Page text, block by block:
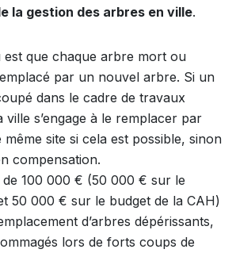
la gestion des arbres en ville.
est que chaque arbre mort ou
par un nouvel arbre. Si un
dans le cadre de travaux
ville s’engage à le remplacer par
site si cela est possible, sinon
compensation.
100 000 € (50 000 € sur le
50 000 € sur le budget de la CAH)
d’arbres dépérissants,
lors de forts coups de